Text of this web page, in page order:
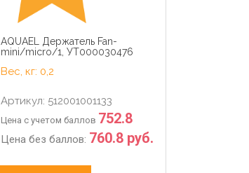
AQUAEL Держатель Fan-
mini/micro/1, УТ000030476
Вес, кг: 0,2
Артикул: 512001001133
Цена с учетом баллов 752.8
Цена без баллов: 760.8 руб.